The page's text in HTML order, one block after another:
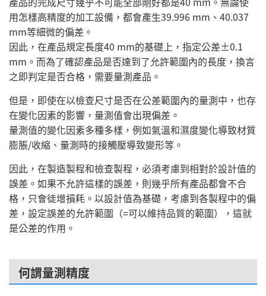
用怎樣高精度的加工設備，都會產生39.996 mm、40.037
mm等細微的偏差。
因此，在產品規定長度40 mm的基礎上，指定公差±0.1
mm。而為了確認產品是否達到了允許範圍內的長度，換言
之即判定是否合格，需要量測產品。
但是，即使在以檢查尺寸是否在公差範圍內的量測中，也存
在變化因素的影響，量測值會出現偏差。
量測值的變化因素多種多樣，例如氣溫和濕度變化導致材質
膨脹/收縮、量測時的接觸壓導致變形等。
因此，在製造製程和檢查製程，必須考慮到相對於設計值的
誤差。如果不允許這樣的誤差，則幾乎所有產品都會不合
格，只會徒增損耗。以設計值為基礎，考慮到各製程中的偏
差，設定誤差的允許範圍（=可以維持品質的範圍），這就
是公差的作用。
何謂量測精度